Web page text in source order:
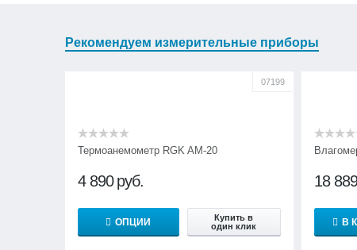
Рекомендуем измерительные приборы
07199
Термоанемометр RGK AM-20
4 890 руб.
ОПЦИИ
Купить в
один клик
18 889
В